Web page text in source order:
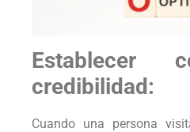
Establecer
credibilidad:
Cuando una persona